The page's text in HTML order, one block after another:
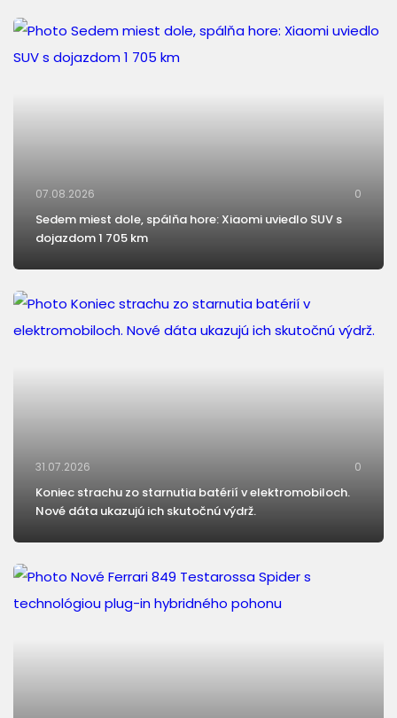
07.08.2026 0
Sedem miest dole, spálňa hore: Xiaomi uviedlo SUV s
dojazdom 1 705 km
31.07.2026 0
Koniec strachu zo starnutia batérií v elektromobiloch.
Nové dáta ukazujú ich skutočnú výdrž.